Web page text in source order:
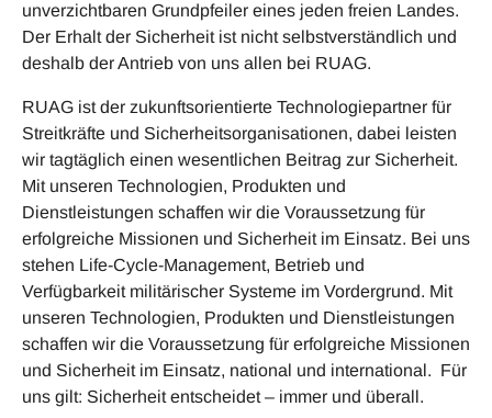
unverzichtbaren Grundpfeiler eines jeden freien Landes.
Der Erhalt der Sicherheit ist nicht selbstverständlich und
deshalb der Antrieb von uns allen bei RUAG.
RUAG ist der zukunftsorientierte Technologiepartner für
Streitkräfte und Sicherheitsorganisationen, dabei leisten
wir tagtäglich einen wesentlichen Beitrag zur Sicherheit.
Mit unseren Technologien, Produkten und
Dienstleistungen schaffen wir die Voraussetzung für
erfolgreiche Missionen und Sicherheit im Einsatz. Bei uns
stehen Life-Cycle-Management, Betrieb und
Verfügbarkeit militärischer Systeme im Vordergrund. Mit
unseren Technologien, Produkten und Dienstleistungen
schaffen wir die Voraussetzung für erfolgreiche Missionen
und Sicherheit im Einsatz, national und international. Für
uns gilt: Sicherheit entscheidet – immer und überall.